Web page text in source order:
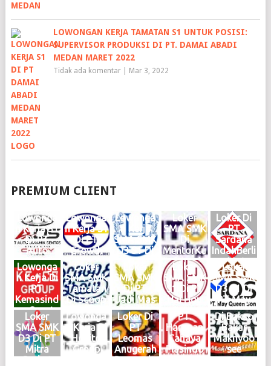
LOWONGAN KERJA TAMATAN S1 UNTUK POSISI:
SUPERVISOR PRODUKSI DI PT. DAMAI ABADI
MEDAN MARET 2022
Tidak ada komentar| Mar 3, 2022
PREMIUM CLIENT
Lowonga
n Kerja S1
Di PT
Auto
Dinamik
Sentosa
Medan
Juni 2026
Logo
Lowonga
n Kerja S1
Di PT
Growth
Steel
Group
Medan
Mei 2026
Logo
Lowonga
n Kerja
SMA SMK
D3 S1 Di
Group
Medan
Mei 2026
Logo
Loker
SMA SMK
Di
MentorKu
Indonesia
Medan
Maret
2025
Logo
Loker Di
PT
Sardana
IndahBerli
an Motor
Medan
Februari
2025
Logo
Lowonga
n Kerja Di
PT
Kemasind
o Cepat
Medan
Oktober
2024
Logo
Loker
SMA SMK
Tamatan
Di Scoop
Medan
Juni 2024
Logo
Loker
SMA SMK
Di PT
Jadi Mas
Medan
KIM
Mabar
April
2024
Loker
SMA SMK
S1 Di PT
Hai Hou
Medan
Januari
2024
Logo
Loker
SMA SMK
D3 S1 Di
PT May
Queen
Son
Medan
2024
Logo
Loker
SMA SMK
D3 Di PT
Mitra
Berkat
Lowonga
n Kerja Di
Hokito
Group
Loker Di
PT
Leomas
Anugerah
Bersauda
PT.
Harapan
Cahaya
Plasindo
Di Bakso
Bakar
Maknyoo
see